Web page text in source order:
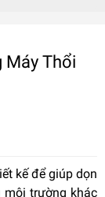
Máy Thổi
kế để giúp dọn
môi trường khác